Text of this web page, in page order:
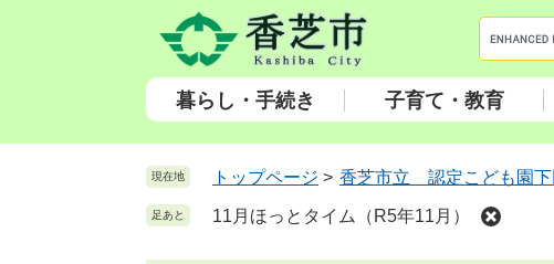
頭
飛
ー
ワ
ー
索
暮らし・手続き 子育て・教育
現在地 トップページ > 香芝市立 認定こども園下
足あと 11月ほっとタイム（R5年11月）